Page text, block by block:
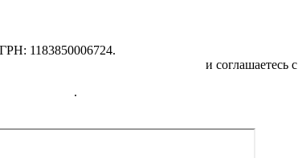
1183850006724.
и соглашаетесь с
.